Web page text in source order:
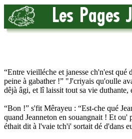
“Entre vieilléche et janesse ch'n'est
peine à gabather !” "J'criyais qu'oulle
dêjà âgi, et lî laissit tout sa vie
“Bon !” s'fit Mêrayeu : “Est-che qué
quand Jeanneton en souangnait ! Et
éthait dit à l'vaie tch'i' sortait dé d'dans